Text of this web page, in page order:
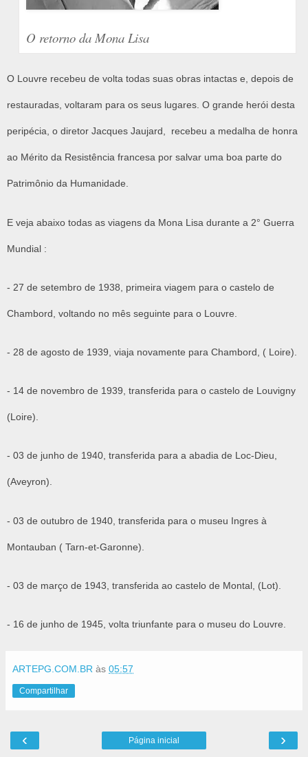
O retorno da Mona Lisa
O Louvre recebeu de volta todas suas obras intactas e, depois de
restauradas, voltaram para os seus lugares. O grande herói desta
peripécia, o diretor Jacques Jaujard, recebeu a medalha de honra
ao Mérito da Resistência francesa por salvar uma boa parte do
Patrimônio da Humanidade.
E veja abaixo todas as viagens da Mona Lisa durante a 2° Guerra
Mundial :
- 27 de setembro de 1938, primeira viagem para o castelo de
Chambord, voltando no mês seguinte para o Louvre.
- 28 de agosto de 1939, viaja novamente para Chambord, ( Loire).
- 14 de novembro de 1939, transferida para o castelo de Louvigny
(Loire).
- 03 de junho de 1940, transferida para a abadia de Loc-Dieu,
(Aveyron).
- 03 de outubro de 1940, transferida para o museu Ingres à
Montauban ( Tarn-et-Garonne).
- 03 de março de 1943, transferida ao castelo de Montal, (Lot).
- 16 de junho de 1945, volta triunfante para o museu do Louvre.
ARTEPG.COM.BR às 05:57
Compartilhar
‹ ›
Página inicial